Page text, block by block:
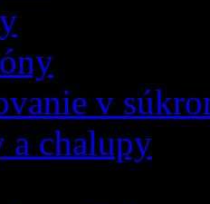
v
a chalupy